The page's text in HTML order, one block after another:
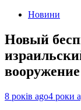
Новини
Новый
вооружение
8 років ago4 роки